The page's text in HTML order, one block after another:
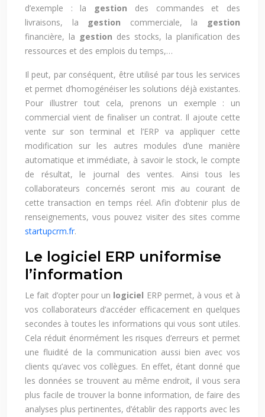
d’exemple : la gestion des commandes et des
livraisons, la gestion commerciale, la
gestion
financière, la gestion des stocks, la planification des
ressources et des emplois du temps,…
Il peut, par conséquent, être utilisé par tous les services
et permet d’homogénéiser les solutions déjà existantes.
Pour illustrer tout cela, prenons un exemple : un
commercial vient de finaliser un contrat. Il ajoute cette
vente sur son terminal et l’ERP va appliquer cette
modification sur les autres modules d’une manière
automatique et immédiate, à savoir le stock, le compte
de résultat, le journal des ventes. Ainsi tous les
collaborateurs concernés seront mis au courant de
cette transaction en temps réel. Afin d’obtenir plus de
renseignements, vous pouvez visiter des sites comme
startupcrm.fr.
Le logiciel ERP uniformise
l’information
Le fait d’opter pour un logiciel ERP permet, à vous et à
vos collaborateurs d’accéder efficacement en quelques
secondes à toutes les informations qui vous sont utiles.
Cela réduit énormément les risques d’erreurs et permet
une fluidité de la communication aussi bien avec vos
clients qu’avec vos collègues. En effet, étant donné que
les données se trouvent au même endroit, il vous sera
plus facile de trouver la bonne information, de faire des
analyses plus pertinentes, d’établir des rapports avec les